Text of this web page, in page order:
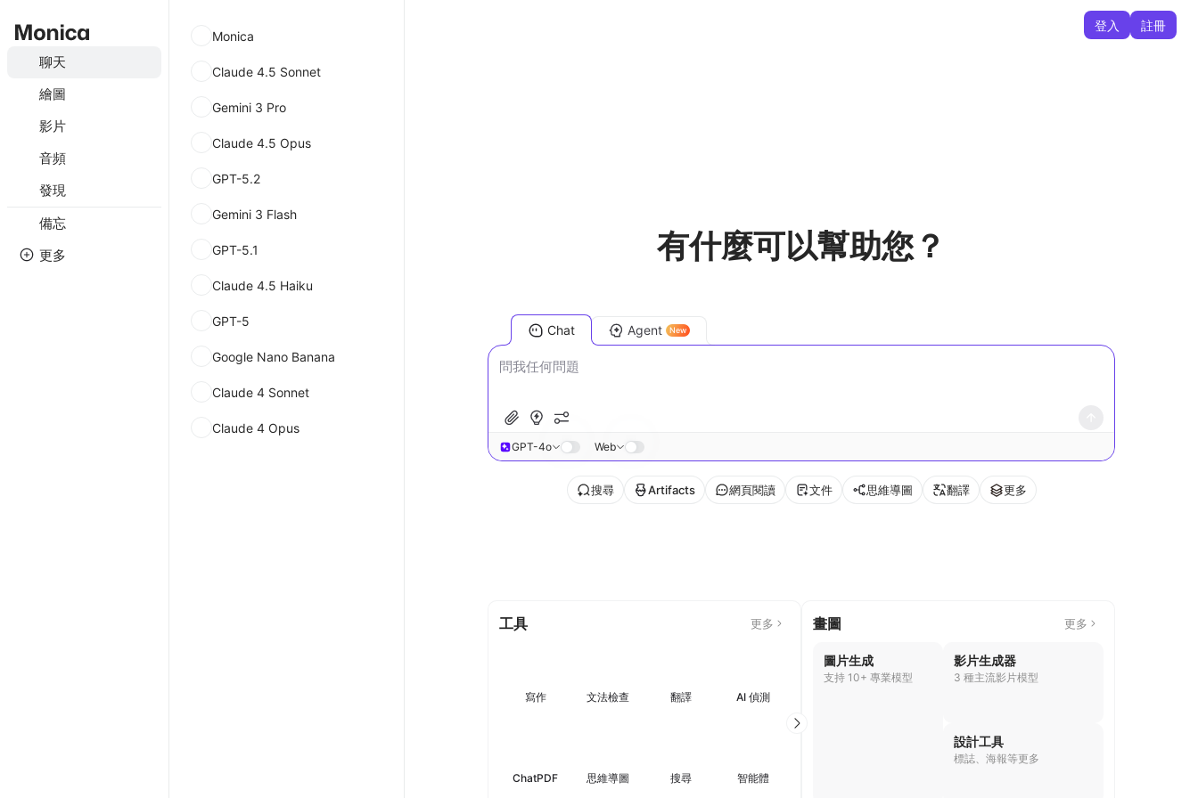
聊天
繪圖
影片
音頻
發現
備忘
更多
Monica
Claude 4.5 Sonnet
Gemini 3 Pro
Claude 4.5 Opus
GPT-5.2
Gemini 3 Flash
GPT-5.1
Claude 4.5 Haiku
GPT-5
Google Nano Banana
Claude 4 Sonnet
Claude 4 Opus
登入 註冊
有什麼可以幫助您？
Chat Agent New
GPT-4o Web
搜尋 Artifacts 網頁閱讀 文件 思維導圖 翻譯 更多
工具 更多
寫作 文法檢查 翻譯 AI 偵測
ChatPDF 思維導圖 搜尋 智能體
畫圖 更多
圖片生成
支持 10+ 專業模型
影片生成器
3 種主流影片模型
設計工具
標誌、海報等更多